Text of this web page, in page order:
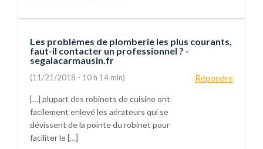
Les problèmes de plomberie les plus courants,
faut-il contacter un professionnel ? -
segalacarmausin.fr
Répondre
(11/21/2018 - 10 h 14 min)
[…] plupart des robinets de cuisine ont
facilement enlevé les aérateurs qui se
dévissent de la pointe du robinet pour
faciliter le […]